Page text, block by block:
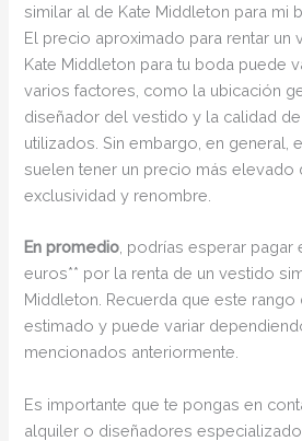
similar al de Kate Middleton para mi
El precio aproximado para rentar un
Kate Middleton para tu boda puede
varios factores, como la ubicación
diseñador del vestido y la calidad
utilizados. Sin embargo, en general,
suelen tener un precio más elevado
exclusividad y renombre.
En promedio , podrías esperar pagar
euros** por la renta de un vestido
Middleton. Recuerda que este
estimado y puede variar
mencionados anteriormente.
Es importante que te pongas en
alquiler o diseñadores